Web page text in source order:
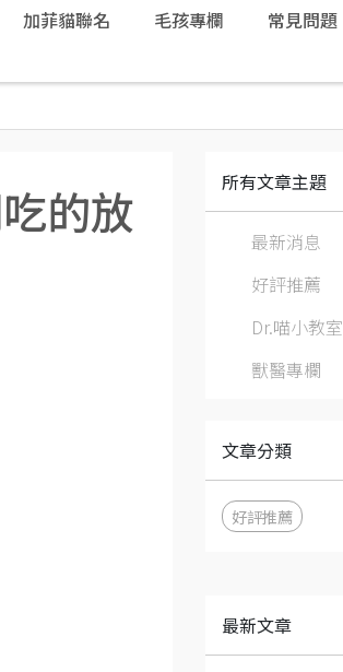
加菲貓聯名 毛孩專欄
常見問題
的放
所有文章主題
最新消息
好評推薦
Dr.喵小教室
獸醫專欄
文章分類
好評推薦
最新文章